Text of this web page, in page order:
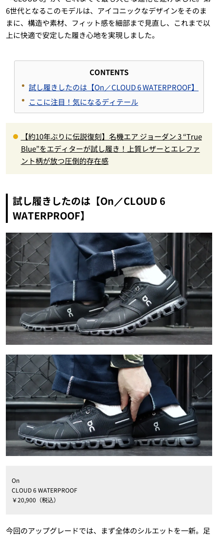
6世代となるこのモデルは、アイコニックなデザインをそのま
まに、構造や素材、フィット感を細部まで見直し、これまで以
上に快適で安定した履き心地を実現しました。
CONTENTS
試し履きしたのは【On／CLOUD 6 WATERPROOF】
ここに注目！気になるディテール
【約10年ぶりに伝説復刻】名機エア ジョーダン 3 “True
Blue”をエディターが試し履き！上質レザーとエレファ
ント柄が放つ圧倒的存在感
試し履きしたのは【On／CLOUD 6
WATERPROOF】
On
CLOUD 6 WATERPROOF
￥20,900（税込）
今回のアップグレードでは、まず全体のシルエットを一新。足